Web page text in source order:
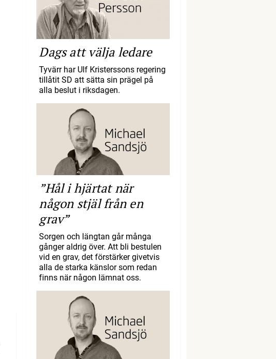
Dags att välja ledare
Tyvärr har Ulf Kristerssons regering
tillåtit SD att sätta sin prägel på
alla beslut i riksdagen.
”Hål i hjärtat när
någon stjäl från en
grav”
Sorgen och längtan går många
gånger aldrig över. Att bli bestulen
vid en grav, det förstärker givetvis
alla de starka känslor som redan
finns när någon lämnat oss.